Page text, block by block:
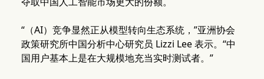
“（AI）竞争显然正从模型转向生态系统，”亚洲协会
政策研究所中国分析中心研究员 Lizzi Lee 表示。“中
国用户基本上是在大规模地充当实时测试者。”